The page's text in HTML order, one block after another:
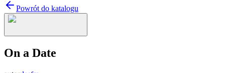
Powrót do katalogu
On a Date